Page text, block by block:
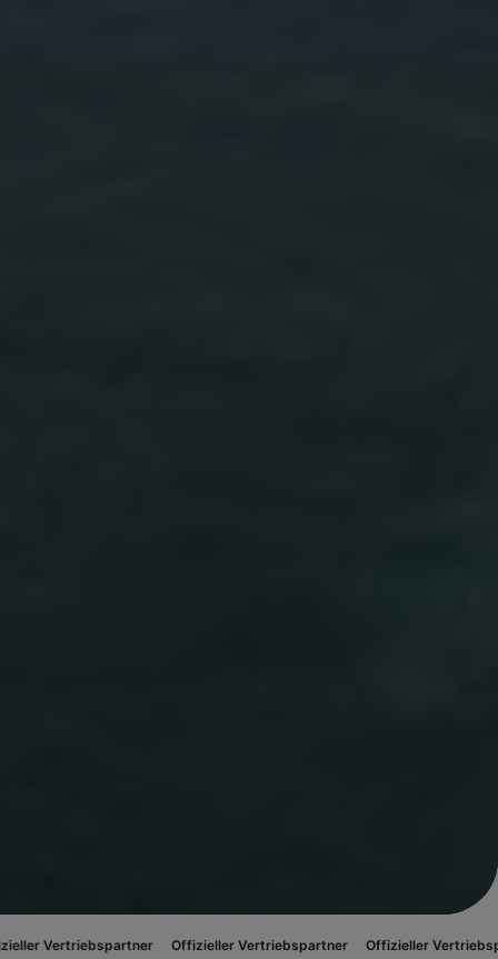
Offizieller Vertriebspartner Offizieller Vertriebspartner